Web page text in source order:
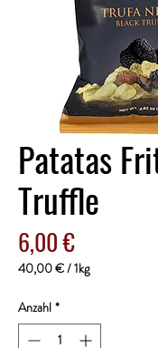
Patatas
Truffle
6,00 €Preis
40,00 €/1kg
pro
1
Kilogramm
Anzahl *